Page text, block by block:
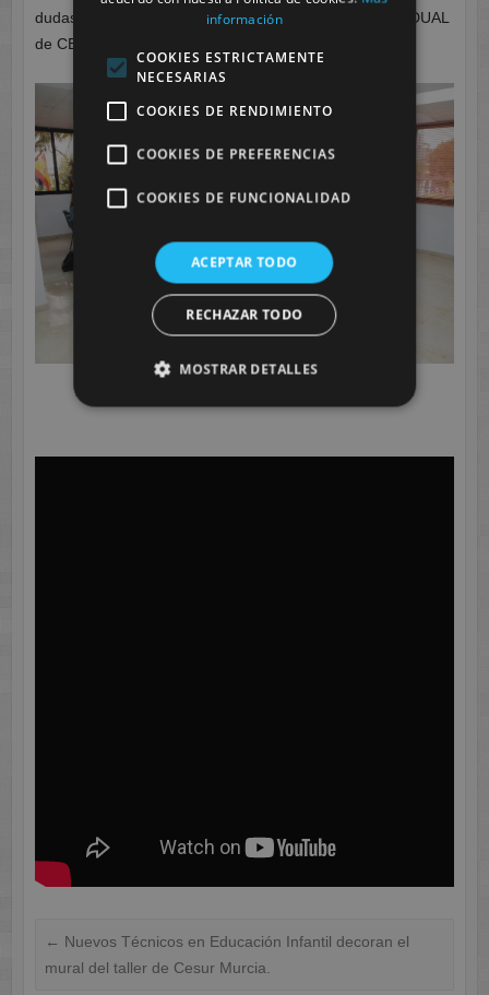
dudas, objeto de este I ENCUENTRO PROFESIONAL DUAL
de CESUR.
← Nuevos Técnicos en Educación Infantil decoran el
mural del taller de Cesur Murcia.
información
COOKIES ESTRICTAMENTE
NECESARIAS
COOKIES DE RENDIMIENTO
COOKIES DE PREFERENCIAS
COOKIES DE FUNCIONALIDAD
ACEPTAR TODO
RECHAZAR TODO
MOSTRAR DETALLES